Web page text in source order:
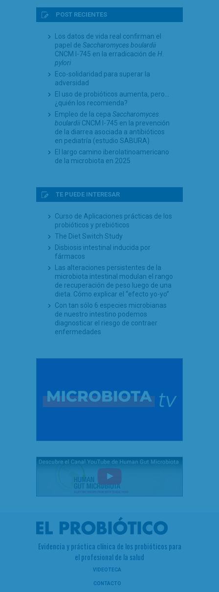
POST RECIENTES
Los datos de vida real confirman el
papel de Saccharomyces boulardii
CNCM I-745 en la erradicación de H.
pylori
Eco-solidaridad para superar la
adversidad
El uso de probióticos aumenta, pero…
¿quién los recomienda?
Empleo de la cepa Saccharomyces
boulardii CNCM I-745 en la prevención
de la diarrea asociada a antibióticos
en pediatría (estudio SABURA)
El largo camino iberolatinoamericano
de la microbiota en 2025
TE PUEDE INTERESAR
Curso de Aplicaciones prácticas de los
probióticos y prebióticos
The Diet Switch Study
Disbiosis intestinal inducida por
fármacos
Las alteraciones persistentes de la
microbiota intestinal modulan el rango
de recuperación de peso luego de una
dieta. Cómo explicar el “efecto yo-yo”
Con tan sólo 6 especies microbianas
de nuestro intestino podemos
diagnosticar el riesgo de contraer
enfermedades
Evidencia y práctica clínica de los probióticos para
el profesional de la salud
VIDEOTECA
CONTACTO